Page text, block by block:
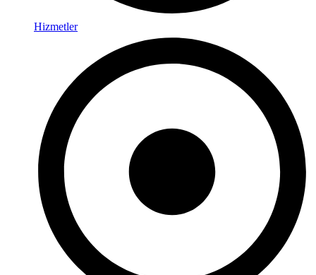
Hizmetler